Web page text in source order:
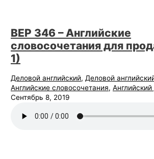
BEP 346 – Английские
словосочетания для
1)
Деловой английский,Деловой
Английские словосочетания,
Сентябрь 8, 2019